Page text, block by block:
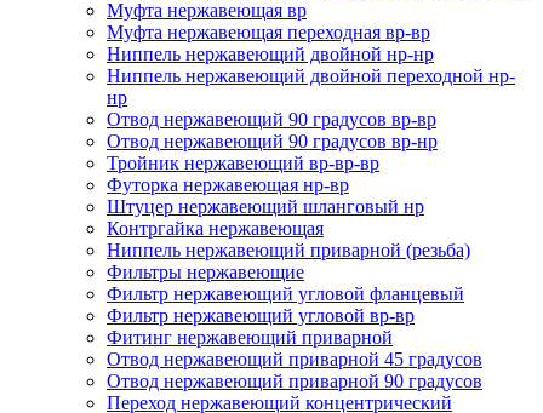
Муфта нержавеющая вр
Муфта нержавеющая переходная вр-вр
Ниппель нержавеющий двойной нр-нр
Ниппель нержавеющий двойной переходной нр-
нр
Отвод нержавеющий 90 градусов вр-вр
Отвод нержавеющий 90 градусов вр-нр
Тройник нержавеющий вр-вр-вр
Футорка нержавеющая нр-вр
Штуцер нержавеющий шланговый нр
Контргайка нержавеющая
Ниппель нержавеющий приварной (резьба)
Фильтры нержавеющие
Фильтр нержавеющий угловой фланцевый
Фильтр нержавеющий угловой вр-вр
Фитинг нержавеющий приварной
Отвод нержавеющий приварной 45 градусов
Отвод нержавеющий приварной 90 градусов
Переход нержавеющий концентрический